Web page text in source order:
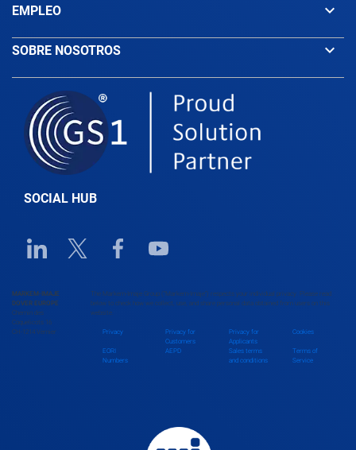
EMPLEO keyboard_arrow_down
SOBRE NOSOTROS keyboard_arrow_down
SOCIAL HUB
Linkedin URL link
Twitter URL linkFacebook URL link
Youtube URL link
MARKEM-IMAJE
DOVER EUROPE
Chemin des
Coquelicots 16
CH-1214 Vernier
The Markem-Imaje Group (“Markem-Imaje”) respects your individual privacy. Please read
below to check how we collect, use, and share personal data obtained from users on this
website.
Privacy
Privacy for
Customers
Privacy for
Applicants
Cookies
EORI
Numbers
AEPD
Sales terms
and conditions
Terms of
Service